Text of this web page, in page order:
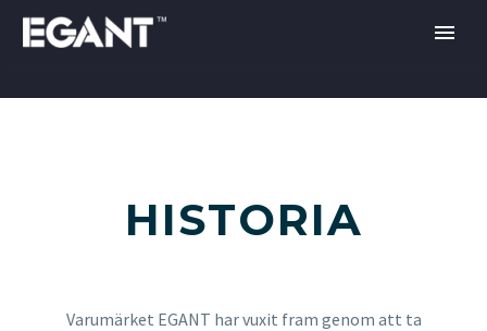
HISTORIA
Varumärket EGANT har vuxit fram genom att ta